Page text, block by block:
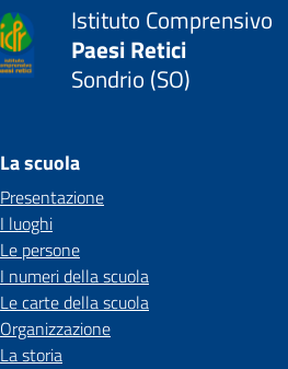
Istituto Comprensivo
Paesi Retici
Sondrio (SO)
La scuola
Presentazione
I luoghi
Le persone
I numeri della scuola
Le carte della scuola
Organizzazione
La storia